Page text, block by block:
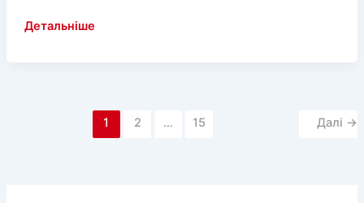
Цукор
Детальніше
1 2 … 15 Далі →